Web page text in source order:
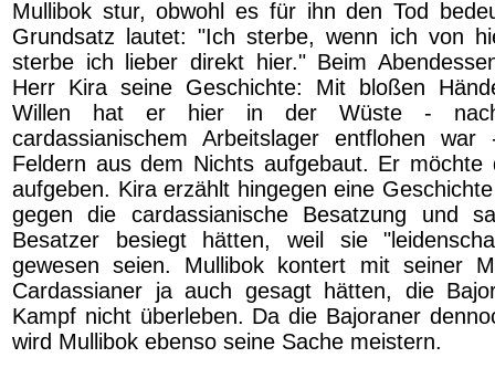
Mullibok stur, obwohl es für ihn den Tod
Grundsatz lautet: "Ich sterbe, wenn ich von
sterbe ich lieber direkt hier." Beim
Herr Kira seine Geschichte: Mit bloßen
Willen hat er hier in der Wüste -
cardassianischem Arbeitslager entflohen
Feldern aus dem Nichts aufgebaut. Er möchte
aufgeben. Kira erzählt hingegen eine
gegen die cardassianische Besatzung und
Besatzer besiegt hätten, weil sie
gewesen seien. Mullibok kontert mit seiner
Cardassianer ja auch gesagt hätten, die
Kampf nicht überleben. Da die Bajoraner
wird Mullibok ebenso seine Sache meistern.